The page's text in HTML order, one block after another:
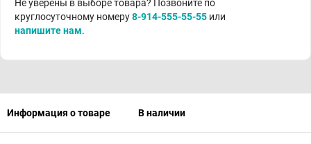
Не уверены в выборе товара? Позвоните по
круглосуточному номеру8-914-555-55-55 или
напишите нам.
Информация о товаре В наличии